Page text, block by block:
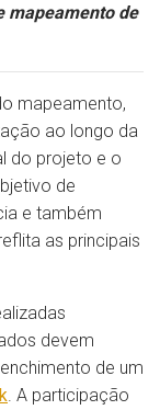
mapeamento de
mapeamento,
ao longo da
do projeto e o
de
e também
as principais
devem
de um
. A participação